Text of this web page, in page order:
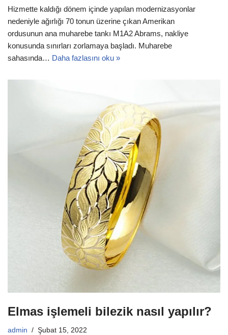
Hizmette kaldığı dönem içinde yapılan modernizasyonlar
nedeniyle ağırlığı 70 tonun üzerine çıkan Amerikan
ordusunun ana muharebe tankı M1A2 Abrams, nakliye
konusunda sınırları zorlamaya başladı. Muharebe
sahasında… Daha fazlasını oku »
Elmas işlemeli bilezik nasıl yapılır?
admin Şubat 15, 2022